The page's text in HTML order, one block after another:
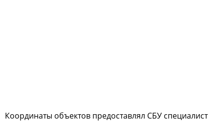
Координаты объектов предоставлял СБУ специалист